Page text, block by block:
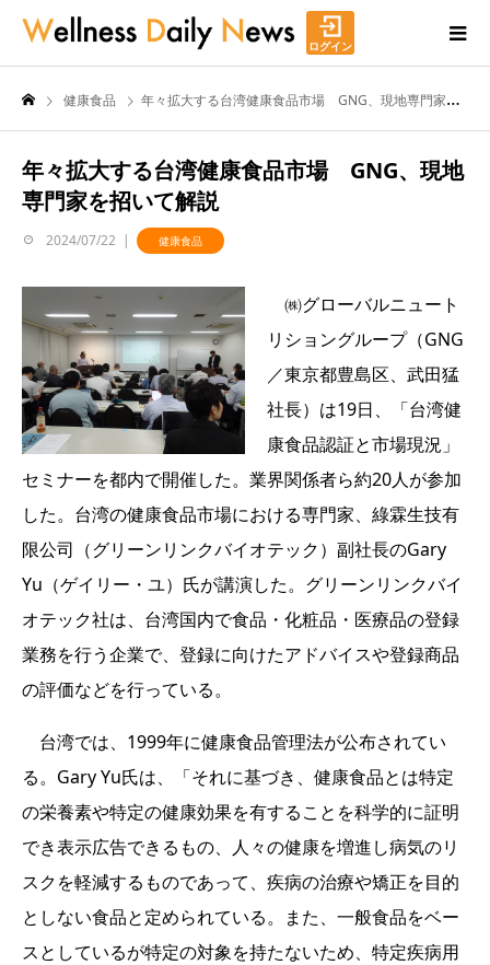
ログイン
健康食品 年々拡大する台湾健康食品市場 GNG、現地専門家を招いて解説
年々拡大する台湾健康食品市場 GNG、現地
専門家を招いて解説
2024/07/22 健康食品
㈱グローバルニュート
リショングループ（GNG
／東京都豊島区、武田猛
社長）は19日、「台湾健
康食品認証と市場現況」
セミナーを都内で開催した。業界関係者ら約20人が参加
した。台湾の健康食品市場における専門家、綠霖生技有
限公司（グリーンリンクバイオテック）副社長のGary
Yu（ゲイリー・ユ）氏が講演した。グリーンリンクバイ
オテック社は、台湾国内で食品・化粧品・医療品の登録
業務を行う企業で、登録に向けたアドバイスや登録商品
の評価などを行っている。
台湾では、1999年に健康食品管理法が公布されてい
る。Gary Yu氏は、「それに基づき、健康食品とは特定
の栄養素や特定の健康効果を有することを科学的に証明
でき表示広告できるもの、人々の健康を増進し病気のリ
スクを軽減するものであって、疾病の治療や矯正を目的
としない食品と定められている。また、一般食品をベー
スとしているが特定の対象を持たないため、特定疾病用